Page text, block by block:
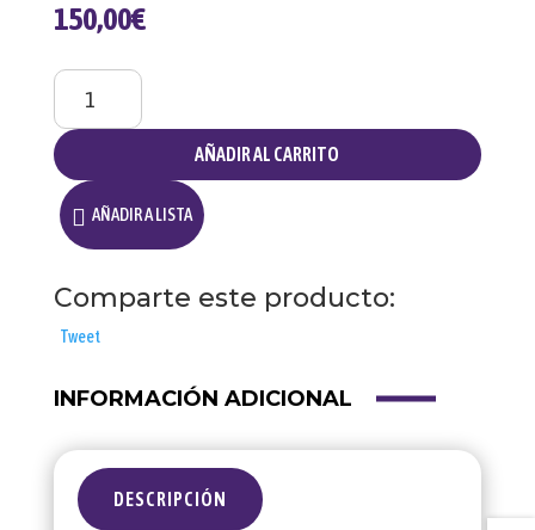
150,00€
Medalla
cuna
Angel
grande
cantidad
AÑADIR AL CARRITO
AÑADIR A LISTA
Comparte este producto:
Tweet
INFORMACIÓN ADICIONAL
DESCRIPCIÓN